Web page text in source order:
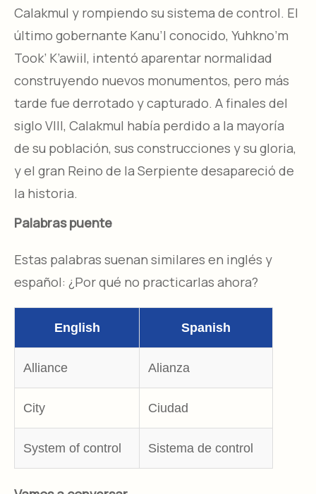
Calakmul y rompiendo su sistema de control. El
último gobernante Kanu’l conocido, Yuhkno’m
Took’ K’awiil, intentó aparentar normalidad
construyendo nuevos monumentos, pero más
tarde fue derrotado y capturado. A finales del
siglo VIII, Calakmul había perdido a la mayoría
de su población, sus construcciones y su gloria,
y el gran Reino de la Serpiente desapareció de
la historia.
Palabras puente
Estas palabras suenan similares en inglés y
español: ¿Por qué no practicarlas ahora?
English Spanish
Alliance Alianza
City Ciudad
System of control Sistema de control